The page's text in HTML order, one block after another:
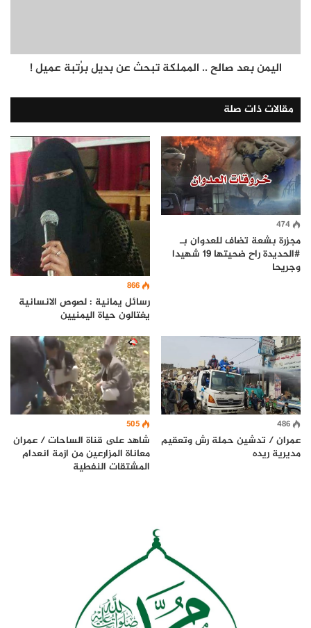
اليمن بعد صالح .. المملكة تبحث عن بديل برُتبة عميل !
مقالات ذات صلة
474
مجزرة بشعة تضاف للعدوان بـ
#الحديدة راح ضحيتها 19 شهيدا
وجريحا
866
رسائل يمانية : لصوص الانسانية
يغتالون حياة اليمنيين
486
عمران / تدشين حملة رش وتعقيم
مديرية ريده
505
شاهد على قناة الساحات / عمران
معاناة المزارعين من ازمة انعدام
المشتقات النفطية